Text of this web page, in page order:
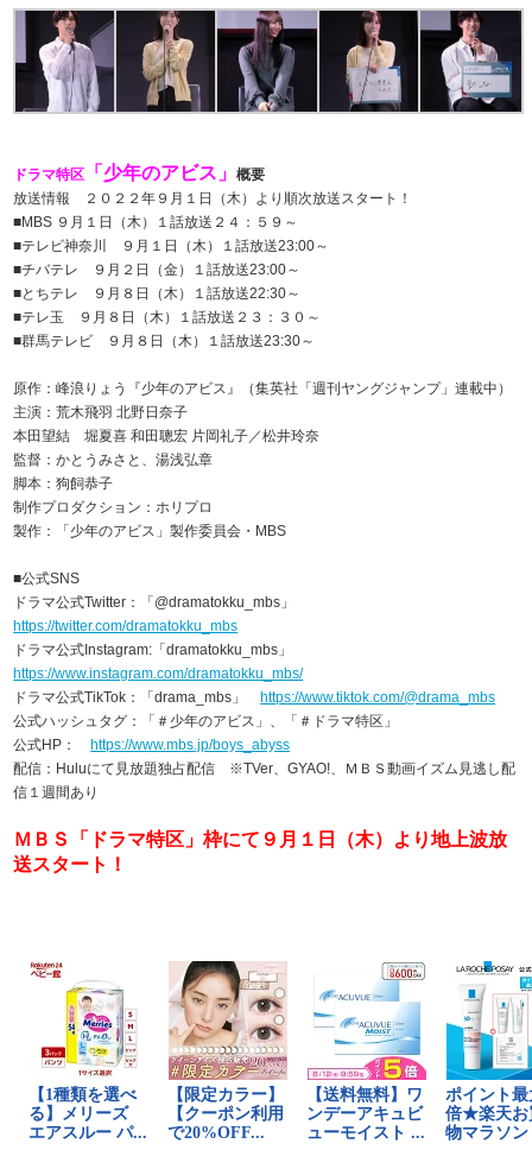
ドラマ特区 「少年のアビス」概要
放送情報 ２０２２年９月１日（木）より順次放送スタート！
■MBS ９月１日（木）１話放送２４：５９～
■テレビ神奈川 ９月１日（木）１話放送23:00～
■チバテレ ９月２日（金）１話放送23:00～
■とちテレ ９月８日（木）１話放送22:30～
■テレ玉 ９月８日（木）１話放送２３：３０～
■群馬テレビ ９月８日（木）１話放送23:30～
原作：峰浪りょう『少年のアビス』（集英社「週刊ヤングジャンプ」連載中）
主演：荒木飛羽 北野日奈子
本田望結 堀夏喜 和田聰宏 片岡礼子／松井玲奈
監督：かとうみさと、湯浅弘章
脚本：狗飼恭子
制作プロダクション：ホリプロ
製作：「少年のアビス」製作委員会・MBS
■公式SNS
ドラマ公式Twitter：「@dramatokku_mbs」
https://twitter.com/dramatokku_mbs
ドラマ公式Instagram:「dramatokku_mbs」
https://www.instagram.com/dramatokku_mbs/
ドラマ公式TikTok：「drama_mbs」 https://www.tiktok.com/@drama_mbs
公式ハッシュタグ：「＃少年のアビス」、「＃ドラマ特区」
公式HP： https://www.mbs.jp/boys_abyss
配信：Huluにて見放題独占配信 ※TVer、GYAO!、ＭＢＳ動画イズム見逃し配
信１週間あり
ＭＢＳ「ドラマ特区」枠にて９月１日（木）より地上波放
送スタート！